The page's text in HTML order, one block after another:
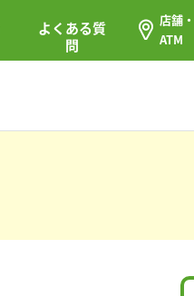
よくある質
問
店舗・
ATM